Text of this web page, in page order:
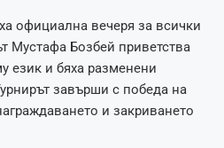
официална вечеря за всички
Мустафа Бозбей приветства
език и бяха разменени
завърши с победа на
и закриването